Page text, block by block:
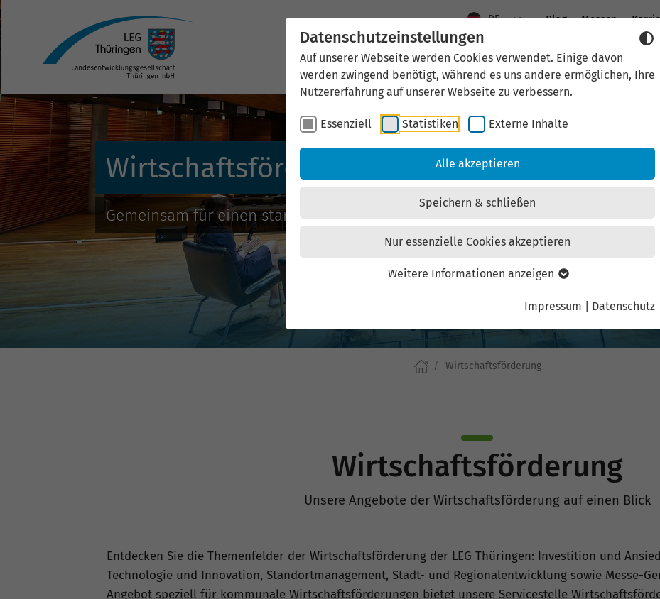
Datenschutzeinstellungen
Auf unserer Webseite werden Cookies verwendet. Einige davon
werden zwingend benötigt, während es uns andere ermöglichen, Ihre
Nutzererfahrung auf unserer Webseite zu verbessern.
Essenziell Statistiken Externe Inhalte
Alle akzeptieren
Speichern & schließen
Nur essenzielle Cookies akzeptieren
Weitere Informationen anzeigen
Impressum Datenschutz
DE Blog Messen
Aktuelles Standort Thüringen
Wirtschaftsförderung in Thüringen.
Gemeinsam für einen starken Wirtschaftsstandort Thüringen.
Wirtschaftsförderung
Wirtschaftsförderung
Unsere Angebote der Wirtschaftsförderung auf einen Blick
Entdecken Sie die Themenfelder der Wirtschaftsförderung der LEG Thüringen: Investition und
Technologie und Innovation, Standortmanagement, Stadt- und Regionalentwicklung sowie Messe-
Angebot speziell für kommunale Wirtschaftsförderungen bietet unsere Servicestelle